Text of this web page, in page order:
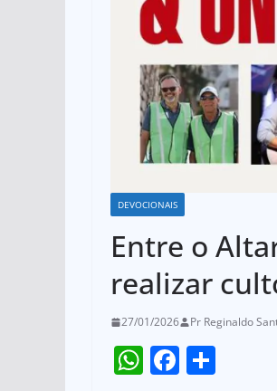
DEVOCIONAIS
Entre o
realizar
27/01/2026 Pr Reginaldo
W F